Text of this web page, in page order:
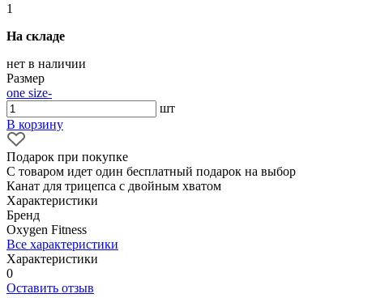
1
На складе
нет в наличии
Размер
one size-
шт
В корзину
Подарок при покупке
С товаром идет один бесплатный подарок на выбор
Канат для трицепса с двойным хватом
Характеристики
Бренд
Oxygen Fitness
Все характеристики
Характеристики
0
Оставить отзыв